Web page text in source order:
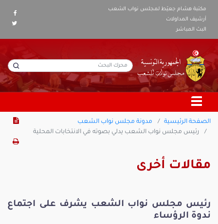
مكتبة هشام جعيّط لمجلس نواب الشعب
أرشيف المداولات
البث المباشر
الصفحة الرئيسية
مدونة مجلس نواب الشعب
رئيس مجلس نواب الشعب يدلي بصوته في الانتخابات المحلية
مقالات أخرى
رئيس مجلس نواب الشعب يشرف على اجتماع
ندوة الرؤساء